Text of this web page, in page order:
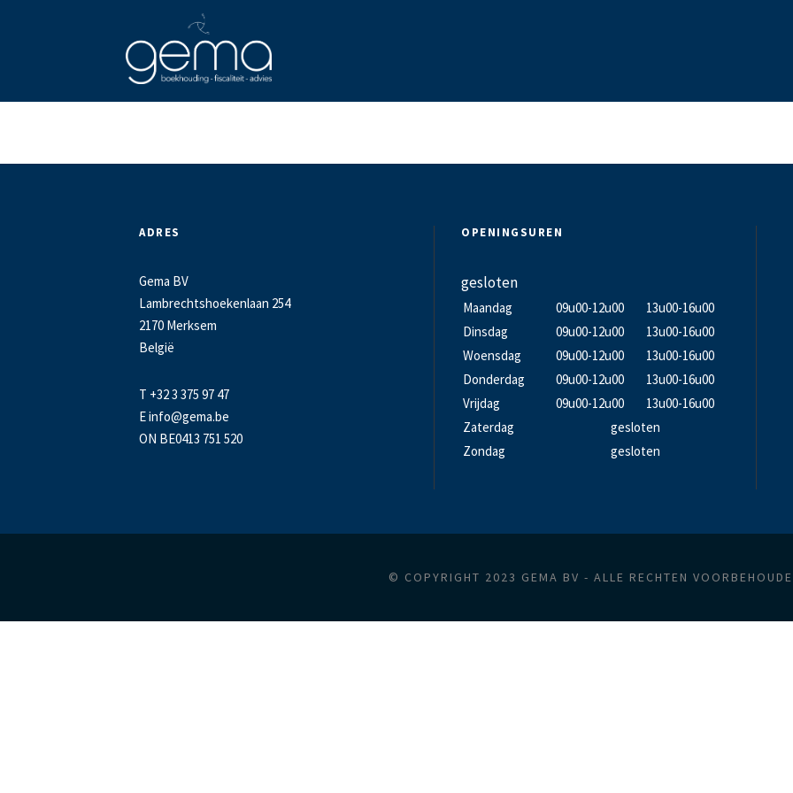
ADRES
Gema BV
Lambrechtshoekenlaan 254
2170 Merksem
België
T +32 3 375 97 47
Einfo@gema.be
ON BE0413 751 520
OPENINGSUREN
gesloten
Maandag 09u00-12u00
13u00-16u00
Dinsdag
09u00-12u00
13u00-16u00
Woensdag
09u00-12u00
13u00-16u00
Donderdag
09u00-12u00
13u00-16u00
Vrijdag
09u00-12u00
13u00-16u00
Zaterdag
gesloten
Zondag
gesloten
© COPYRIGHT 2023 GEMA BV - ALLE RECHTEN